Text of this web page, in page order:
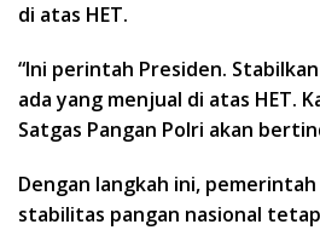
di atas HET.
“Ini perintah Presiden.
ada yang menjual di atas HET.
Satgas Pangan Polri akan
Dengan langkah ini,
stabilitas pangan nasional